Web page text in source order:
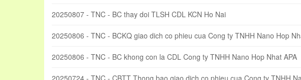
20250807 - TNC - BC thay doi TLSH CDL KCN Ho Nai
20250806 - TNC - BCKQ giao dich co phieu cua Cong ty TNHH Nano Hop
20250806 - TNC - BC khong con la CDL Cong ty TNHH Nano Hop Nhat APA